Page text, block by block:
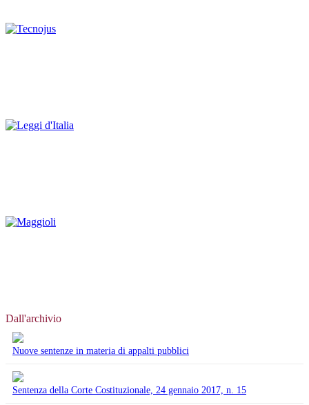
Dall'archivio
Nuove sentenze in materia di appalti pubblici
Sentenza della Corte Costituzionale, 24 gennaio 2017, n. 15